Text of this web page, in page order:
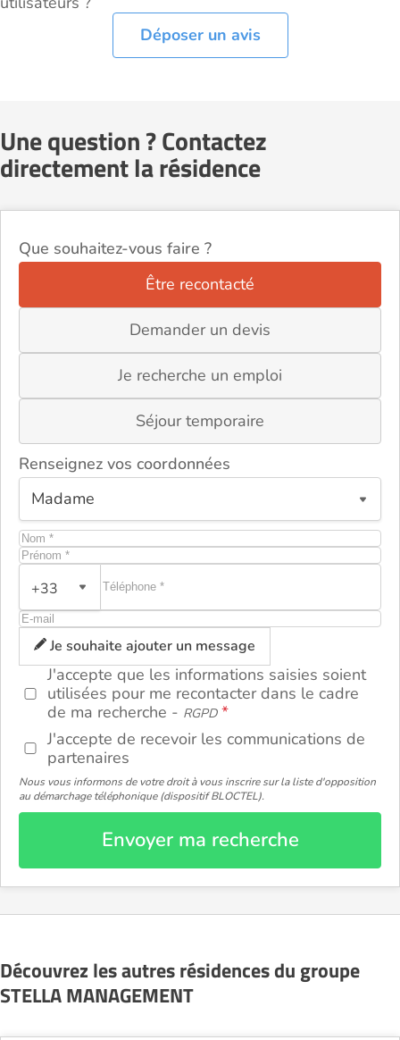
Déposer un avis
Une question ? Contactez
directement la résidence
Que souhaitez-vous faire ?
Être recontacté
Demander un devis
Je recherche un emploi
Séjour temporaire
Renseignez vos coordonnées
+33
Je souhaite ajouter un message
J'accepte que les informations saisies soient
utilisées pour me recontacter dans le cadre
de ma recherche - RGPD
J'accepte de recevoir les communications de
partenaires
Nous vous informons de votre droit à vous inscrire sur la liste d'opposition
au démarchage téléphonique (dispositif BLOCTEL).
Envoyer ma recherche
ou
Découvrez les autres résidences du groupe
STELLA MANAGEMENT